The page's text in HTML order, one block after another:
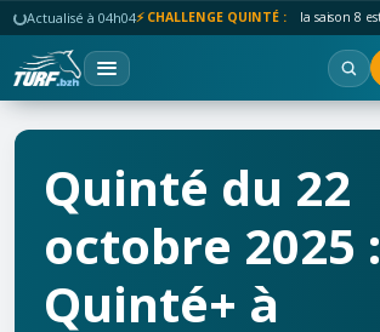
Actualisé à 04h04⚡ CHALLENGE QUINTÉ : la saison 8 est
Quinté du 22
octobre 2025 :
Quinté+ à